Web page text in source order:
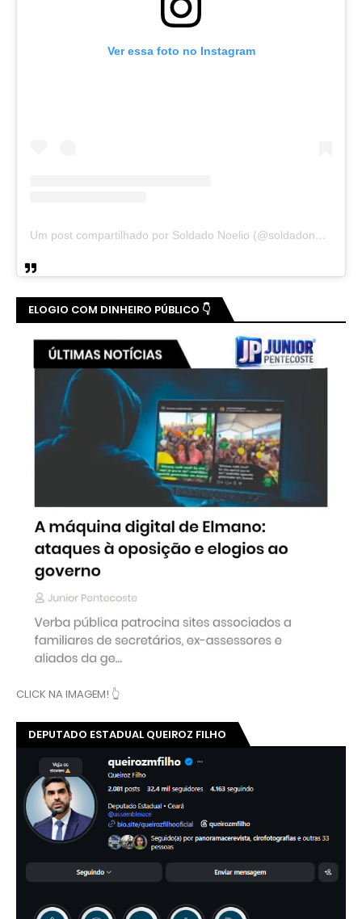
Ver essa foto no Instagram
Um post compartilhado por Soldado Noelio (@soldadonoelio)
ELOGIO COM DINHEIRO PÚBLICO 👇
CLICK NA IMAGEM! 👆
DEPUTADO ESTADUAL QUEIROZ FILHO